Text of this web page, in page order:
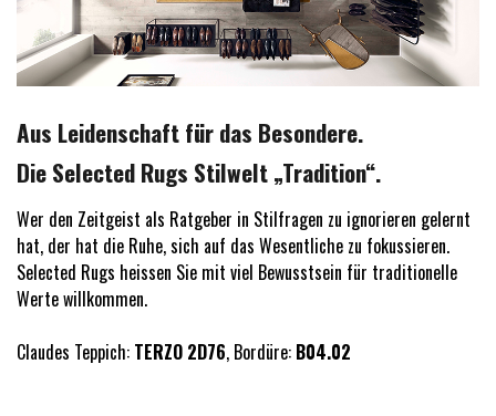
Aus Leidenschaft für das Besondere.
Die Selected Rugs Stilwelt „Tradition“.
Wer den Zeitgeist als Ratgeber in Stilfragen zu ignorieren gelernt
hat, der hat die Ruhe, sich auf das Wesentliche zu fokussieren.
Selected Rugs heissen Sie mit viel Bewusstsein für traditionelle
Werte willkommen.
Claudes Teppich: TERZO 2D76, Bordüre: B04.02